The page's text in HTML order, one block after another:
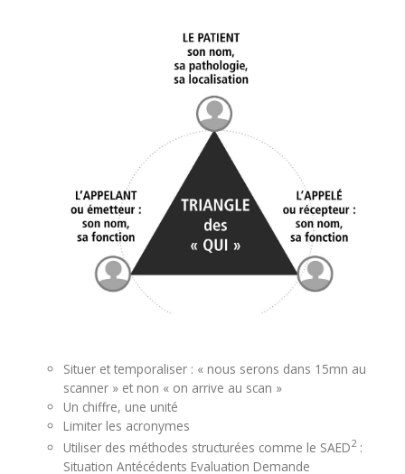
Situer et temporaliser : « nous serons dans 15mn au
scanner » et non « on arrive au scan »
Un chiffre, une unité
Limiter les acronymes
Utiliser des méthodes structurées comme le SAED2:
Situation Antécédents Evaluation Demande